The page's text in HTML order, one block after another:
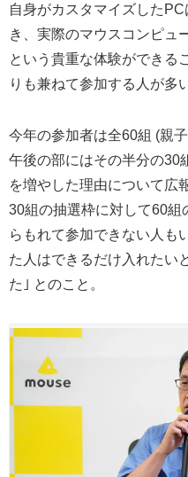
自身がカスタマイズした
き、実際のマウスコンピュ
という貴重な体験ができる
りも兼ねて参加する人が多
今年の参加者は全60組 (親
午後の部にはその半分の30
を増やした理由について広
30組の抽選枠に対して60
らもれて参加できない人も
た人はできるだけ入れたい
た｣ とのこと。